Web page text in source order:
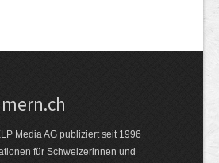
Media AG publiziert seit 1996
für Schweizerinnen und